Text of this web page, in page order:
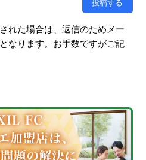
れた場合は、返信のためメー
なります。お手数ですがご記